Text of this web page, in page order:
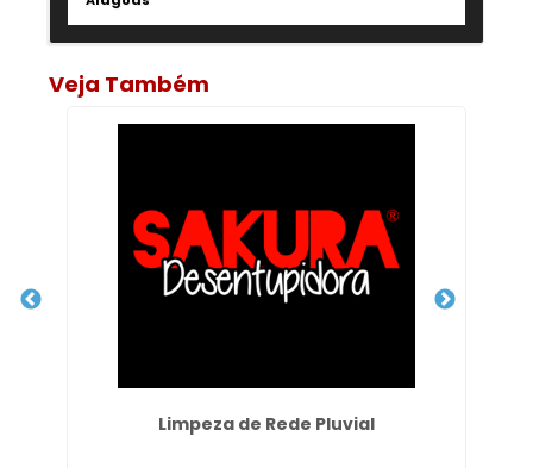
Veja Também
Limpeza de Rede Pluvial